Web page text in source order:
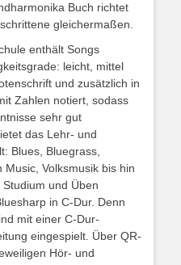
Buch richtet
gleichermaßen.
enthält Songs
leicht, mittel
und zusätzlich in
Zahlen notiert, sodass
sehr gut
das Lehr- und
Blues, Bluegrass,
Volksmusik bis hin
und Üben
in C-Dur. Denn
mit einer C-Dur-
eingespielt. Über QR-
Hör- und